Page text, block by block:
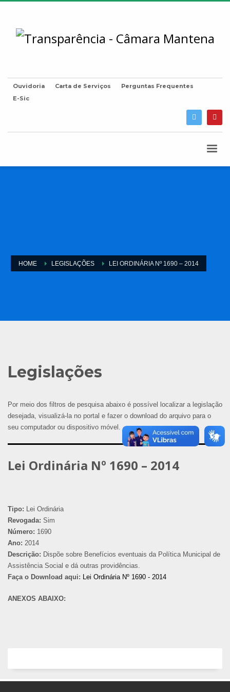
Ouvidoria Carta de Serviços
Perguntas Frequentes
E-Sic
HOME LEGISLAÇÕES LEI ORDINÁRIA Nº 1690 – 2014
Legislações
Por meio dos filtros de pesquisa abaixo é possível localizar a legislação
desejada, visualizá-la no portal e fazer o download do arquivo para o
seu computador ou dispositivo móvel.
Lei Ordinária Nº 1690 – 2014
Tipo: Lei Ordinária
Revogada: Sim
Número: 1690
Ano: 2014
Descrição: Dispõe sobre Benefícios eventuais da Política Municipal de
Assistência Social e dá outras providências.
Faça o Download aqui: Lei Ordinária Nº 1690 - 2014
ANEXOS ABAIXO: